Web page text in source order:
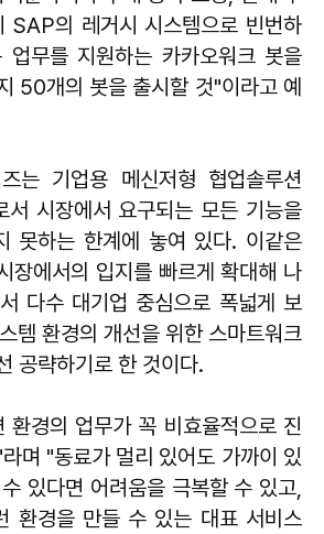
SAP의 레거시 시스템으로 빈번하
무를 지원하는 카카오워크 봇을
50개의 봇을 출시할 것"이라고 예
즈는 기업용 메신저형 협업솔루션
서 시장에서 요구되는 모든 기능을
못하는 한계에 놓여 있다. 이같은
장에서의 입지를 빠르게 확대해 나
다수 대기업 중심으로 폭넓게 보
템 환경의 개선을 위한 스마트워크
공략하기로 한 것이다.
환경의 업무가 꼭 비효율적으로 진
며 "동료가 멀리 있어도 가까이 있
있다면 어려움을 극복할 수 있고,
환경을 만들 수 있는 대표 서비스